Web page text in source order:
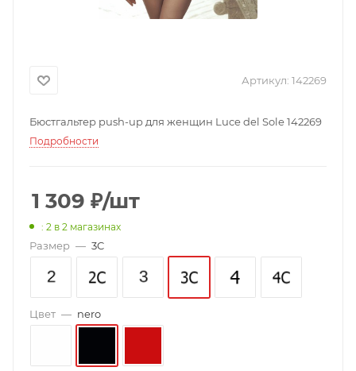
Артикул: 142269
Бюстгальтер push-up для женщин Luce del Sole 142269
Подробности
1 309 ₽/шт
: 2 в 2 магазинах
Размер — 3C
Цвет — nero